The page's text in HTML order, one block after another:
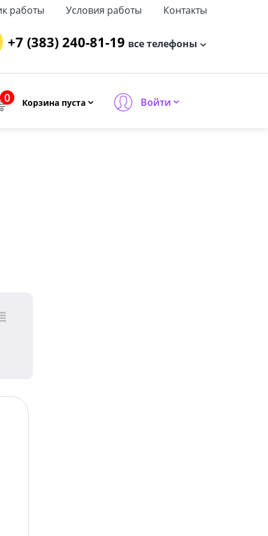
работы Условия работы Контакты
+7 (383) 240-81-19 все телефоны
0 Корзина пуста Войти